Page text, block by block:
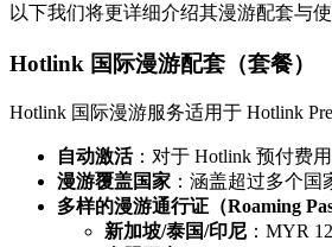
以下我们将更详细介绍其漫游配套与
Hotlink 国际漫游配套（套餐）
Hotlink 国际漫游服务适用于 Hotlink
自动激活：对于 Hotlink 预付费
漫游覆盖国家 ：涵盖超过多个
多样的漫游通行证（Roaming
新加坡/泰国/印尼 ：MYR